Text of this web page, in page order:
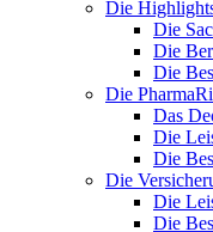
Die
Die
Die
Die
Die
Das
Die
Die
Die
Die
Die